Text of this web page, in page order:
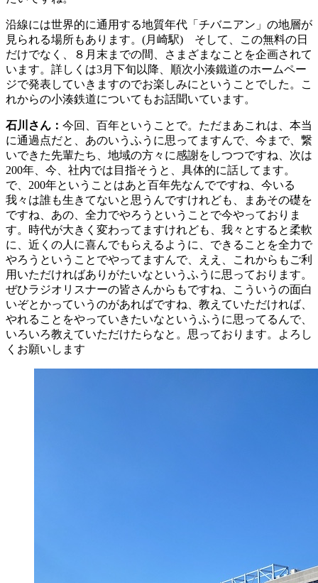
沿線には世界的に通用する地質年代「チバニアン」の地層が
見られる場所もあります。(月崎駅) そして、この無料の日
だけでなく、８月末までの間、さまざまなことを企画されて
います。詳しくは3月下旬以降、順次小湊鐵道のホームペー
ジで発表していきますのでお楽しみにということでした。こ
れからの小湊鉄道についてもお話聞いています。
石川さん： 今回、百年ということで。ただまあこれは、本当
に通過点だと、あのいうふうに思ってますんで、今まで、繋
いできた先輩たち、地域の方々に感謝をしつつですね、次は
200年、今、社内では目指そうと、具体的に話してます。
で、200年ということはあと百年先なんでですね、今いる
我々は誰も生きてないと思うんですけれども、まあその礎を
ですね、あの、全力でやろうということで今やっておりま
す。時代が大きく変わってますけれども、我々とすると柔軟
に、近くの人に喜んでもらえるように、できることを全力で
やろうということでやってますんで、ええ、これからもご利
用いただければありがたいなというふうに思っております。
ぜひラジオリスナーの皆さんからもですね、こういうの面白
いぞとかっていうのがあればですね、教えていただければ、
やれることをやっていきたいなというふうに思ってるんで、
いろいろ教えていただけたらなと。思っております。よろし
くお願いします